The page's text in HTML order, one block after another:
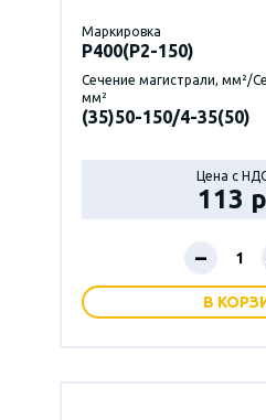
Маркировка
P400(Р2-150)
Сечение магистрали, мм²/
мм²
(35)50-150/4-35(50)
Цена с
113
–
В